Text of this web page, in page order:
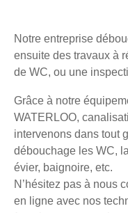
Notre entreprise
ensuite des travaux à
de WC, ou une
Grâce à notre
WATERLOO,
intervenons dans tout
débouchage les WC,
évier, baignoire, etc.
N’hésitez pas à nous
en ligne avec nos